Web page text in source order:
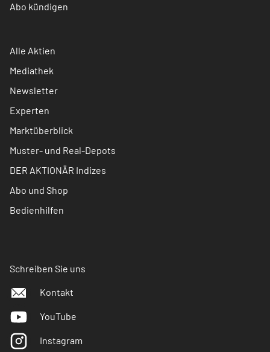
Abo kündigen
Alle Aktien
Mediathek
Newsletter
Experten
Marktüberblick
Muster- und Real-Depots
DER AKTIONÄR Indizes
Abo und Shop
Bedienhilfen
Schreiben Sie uns
Kontakt
YouTube
Instagram